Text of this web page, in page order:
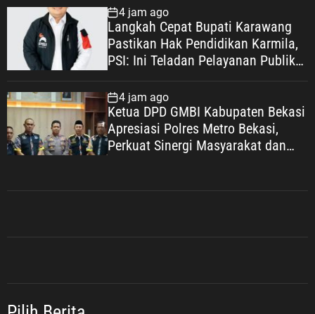
Operasional
4 jam ago
Langkah Cepat Bupati Karawang
Pastikan Hak Pendidikan Karmila,
PSI: Ini Teladan Pelayanan Publik
4 jam ago
Ketua DPD GMBI Kabupaten Bekasi
Apresiasi Polres Metro Bekasi,
Perkuat Sinergi Masyarakat dan